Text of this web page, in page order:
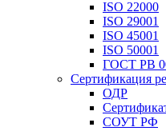
ISO 22000
ISO 29001
ISO 45001
ISO 50001
ГОСТ РВ
Сертификация
ОДР
СОУТ РФ